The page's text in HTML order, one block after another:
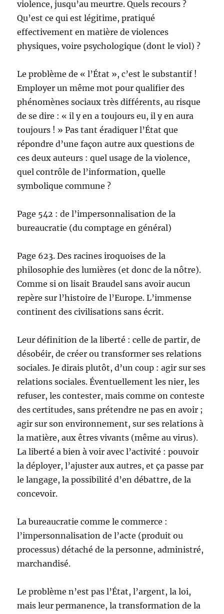
violence, jusqu’au meurtre. Quels recours ?
Qu’est ce qui est légitime, pratiqué
effectivement en matière de violences
physiques, voire psychologique (dont le viol) ?
Le problème de « l’État », c’est le substantif !
Employer un même mot pour qualifier des
phénomènes sociaux très différents, au risque
de se dire : « il y en a toujours eu, il y en aura
toujours ! » Pas tant éradiquer l’État que
répondre d’une façon autre aux questions de
ces deux auteurs : quel usage de la violence,
quel contrôle de l’information, quelle
symbolique commune ?
Page 542 : de l’impersonnalisation de la
bureaucratie (du comptage en général)
Page 623. Des racines iroquoises de la
philosophie des lumières (et donc de la nôtre).
Comme si on lisait Braudel sans avoir aucun
repère sur l’histoire de l’Europe. L’immense
continent des civilisations sans écrit.
Leur définition de la liberté : celle de partir, de
désobéir, de créer ou transformer ses relations
sociales. Je dirais plutôt, d’un coup : agir sur ses
relations sociales. Éventuellement les nier, les
refuser, les contester, mais comme on conteste
des certitudes, sans prétendre ne pas en avoir ;
agir sur son environnement, sur ses relations à
la matière, aux êtres vivants (même au virus).
La liberté a bien à voir avec l’activité : pouvoir
la déployer, l’ajuster aux autres, et ça passe par
le langage, la possibilité d’en débattre, de la
concevoir.
La bureaucratie comme le commerce :
l’impersonnalisation de l’acte (produit ou
processus) détaché de la personne, administré,
marchandisé.
Le problème n’est pas l’État, l’argent, la loi,
mais leur permanence, la transformation de la